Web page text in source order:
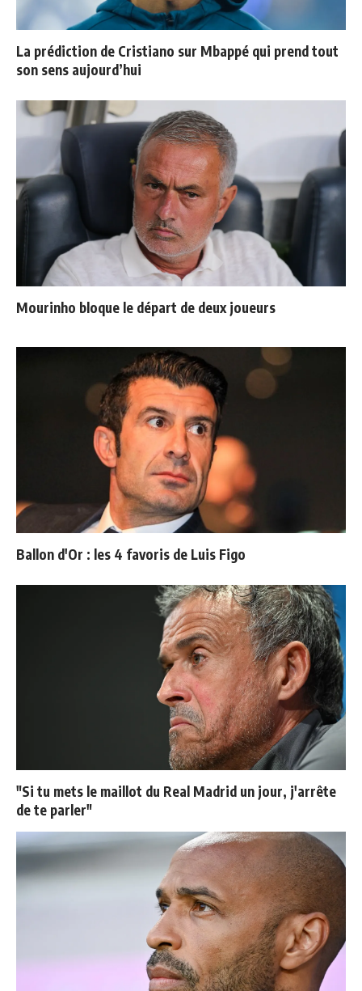
La prédiction de Cristiano sur Mbappé qui prend tout
son sens aujourd’hui
Mourinho bloque le départ de deux joueurs
Ballon d'Or : les 4 favoris de Luis Figo
"Si tu mets le maillot du Real Madrid un jour, j'arrête
de te parler"